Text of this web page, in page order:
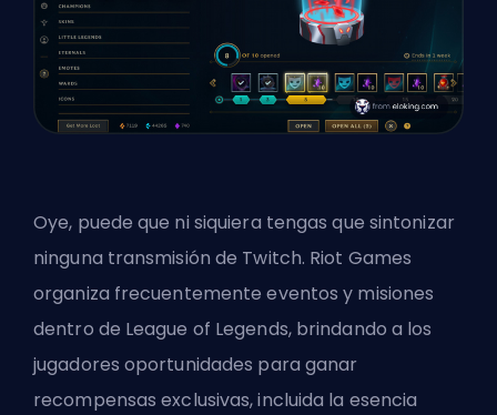
Oye, puede que ni siquiera tengas que sintonizar
ninguna transmisión de Twitch. Riot Games
organiza frecuentemente eventos y misiones
dentro de League of Legends, brindando a los
jugadores oportunidades para ganar
recompensas exclusivas, incluida la esencia